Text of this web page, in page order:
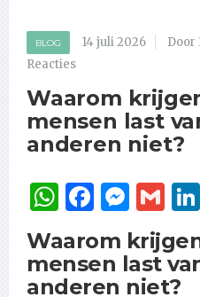
BLOG 14 juli 2026 Door
Reacties
Waarom
mensen last
anderen niet?
WhatsApp
Waarom
mensen last
anderen niet?